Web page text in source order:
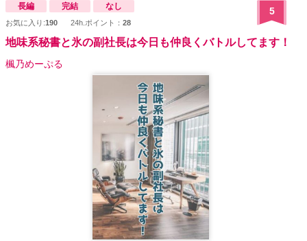
長編 完結 なし
お気に入り:190 24h.ポイント： 28
5
地味系秘書と氷の副社長は今日も仲良くバトルしてます！
楓乃めーぷる